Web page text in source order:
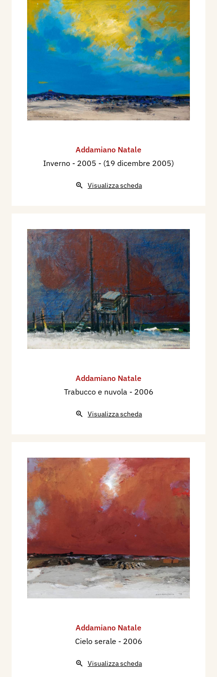
Addamiano Natale
Inverno - 2005 - (19 dicembre 2005)
Visualizza scheda
Addamiano Natale
Trabucco e nuvola - 2006
Visualizza scheda
Addamiano Natale
Cielo serale - 2006
Visualizza scheda